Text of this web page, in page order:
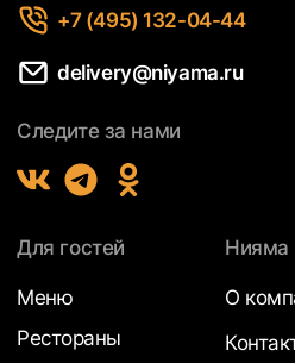
+7 (495) 132-04-44
delivery@niyama.ru
Следите за нами
Для гостей
Меню
Рестораны
Нияма
О